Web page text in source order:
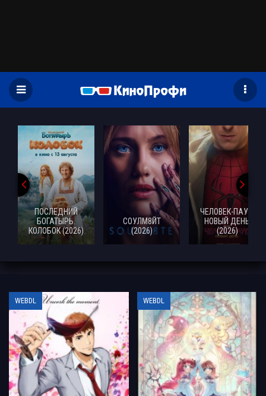
ПОСЛЕДНИЙ
БОГАТЫРЬ.
КОЛОБОК (2026)
СОУЛМ8ЙТ
(2026)
ЧЕЛОВЕК-ПАУК:
НОВЫЙ ДЕНЬ
(2026)
WEBDL WEBDL